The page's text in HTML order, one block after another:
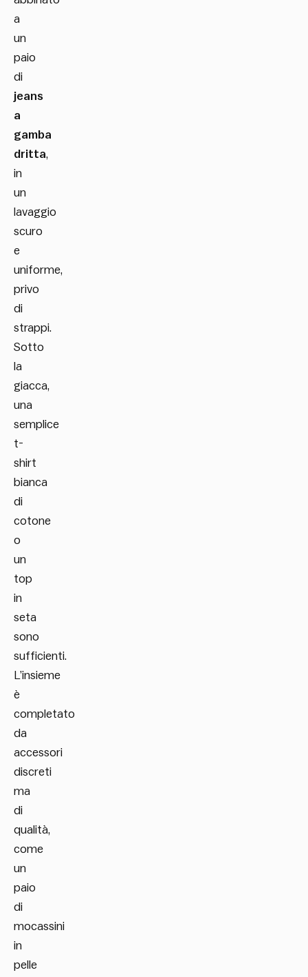
a
un
paio
di
jeans
a
gamba
dritta,
in
un
lavaggio
scuro
e
uniforme,
privo
di
strappi.
Sotto
la
giacca,
una
semplice
t-
shirt
bianca
di
cotone
o
un
top
in
seta
sono
sufficienti.
L’insieme
è
completato
da
accessori
discreti
ma
di
qualità,
come
un
paio
di
mocassini
in
pelle